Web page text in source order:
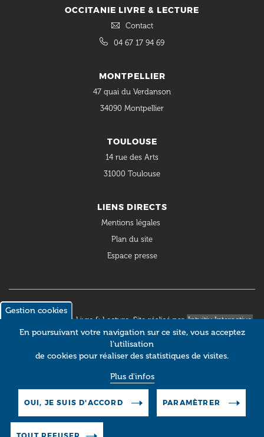
OCCITANIE LIVRE & LECTURE
Contact
04 67 17 94 69
MONTPELLIER
47 quai du Verdanson
34090 Montpellier
TOULOUSE
14 rue des Arts
31000 Toulouse
LIENS DIRECTS
Mentions légales
Plan du site
Espace presse
© 2018 Occitanie Livre & Lecture. Site réalisé parIntuitiv Interactive
Gestion cookies
En poursuivant votre navigation sur ce site, vous acceptez
l’utilisation
de cookies pour réaliser des statistiques de visites.
Plus d'infos
OUI, JE SUIS D'ACCORD PARAMÈTRER